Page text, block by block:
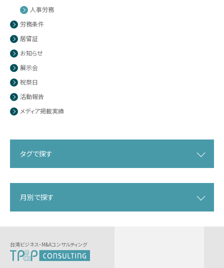
人事労務
労務条件
居留証
お知らせ
展示会
祝祭日
活動報告
メディア掲載実績
タグで探す
月別で探す
台湾ビジネス・M&Aコンサルティング